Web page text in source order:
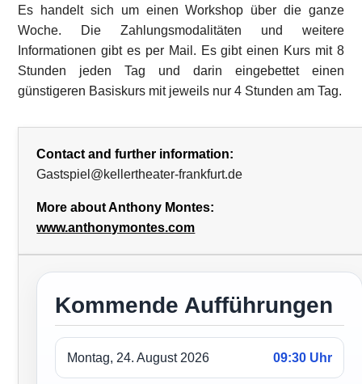
Es handelt sich um einen Workshop über die ganze
Woche. Die Zahlungsmodalitäten und weitere
Informationen gibt es per Mail. Es gibt einen Kurs mit 8
Stunden jeden Tag und darin eingebettet einen
günstigeren Basiskurs mit jeweils nur 4 Stunden am Tag.
Contact and further information:
Gastspiel@kellertheater-frankfurt.de
More about Anthony Montes:
www.anthonymontes.com
Kommende Aufführungen
Montag, 24. August 2026 09:30 Uhr